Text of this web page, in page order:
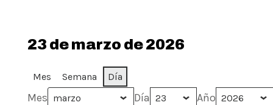
23 de marzo de 2026
Mes Semana Día
Mes Día Año